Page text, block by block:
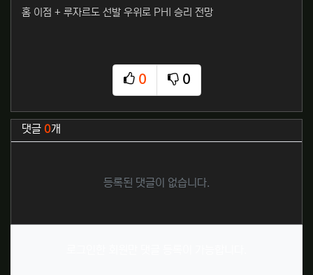
홈 이점 + 루자르도 선발 우위로 PHI 승리 전망
0
추천
0
비추천
관련자료
댓글 0개
등록된 댓글이 없습니다.